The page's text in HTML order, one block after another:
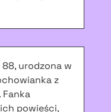
urodzona w
z
powieści,